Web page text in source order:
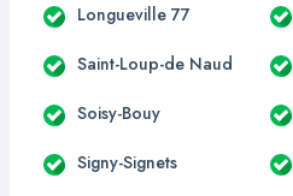
Longueville 77
Saint-Loup-de Naud
Soisy-Bouy
Signy-Signets